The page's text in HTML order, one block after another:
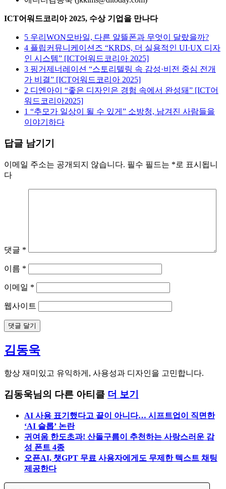
ICT어워드코리아 2025, 수상 기업을 만나다
5 우리WON모바일, 다른 알뜰폰과 무엇이 달랐을까?
4 플립커뮤니케이션즈 “KRDS, 더 실용적인 UI·UX 디자
인 시스템” [ICT어워드코리아 2025]
3 핑거제너레이션 “스토리텔링 속 감성·비전 중심 전개
가 비결” [ICT어워드코리아 2025]
2 디엔아이 “좋은 디자인은 경험 속에서 완성돼” [ICT어
워드코리아2025]
1 “추모가 일상이 될 수 있게” 소방청, 남겨진 사람들을
이야기하다
답글 남기기
이메일 주소는 공개되지 않습니다. 필수 필드는 *로 표시됩니
다
댓글 *
이름 *
이메일 *
웹사이트
김동욱
항상 재미있고 유익하게, 사용성과 디자인을 고민합니다.
김동욱님의 다른 아티클 더 보기
AI 사용 표기했다고 끝이 아니다… 시프트업이 직면한
‘AI 슬롭’ 논란
귀여움 한도초과! 산돌구름이 추천하는 사랑스러운 감
성 폰트 4종
오픈AI, 챗GPT 무료 사용자에게도 무제한 텍스트 채팅
제공한다